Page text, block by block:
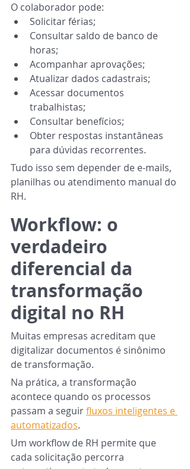
O colaborador pode:
Solicitar férias;
Consultar saldo de banco de
horas;
Acompanhar aprovações;
Atualizar dados cadastrais;
Acessar documentos
trabalhistas;
Consultar benefícios;
Obter respostas instantâneas
para dúvidas recorrentes.
Tudo isso sem depender de e-mails,
planilhas ou atendimento manual do
RH.
Workflow: o
verdadeiro
diferencial da
transformação
digital no RH
Muitas empresas acreditam que
digitalizar documentos é sinônimo
de transformação.
Na prática, a transformação
acontece quando os processos
passam a seguir fluxos inteligentes e
automatizados.
Um workflow de RH permite que
cada solicitação percorra